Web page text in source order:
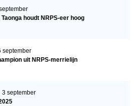
houdt NRPS-eer hoog
september
uit NRPS-merrielijn
3 september